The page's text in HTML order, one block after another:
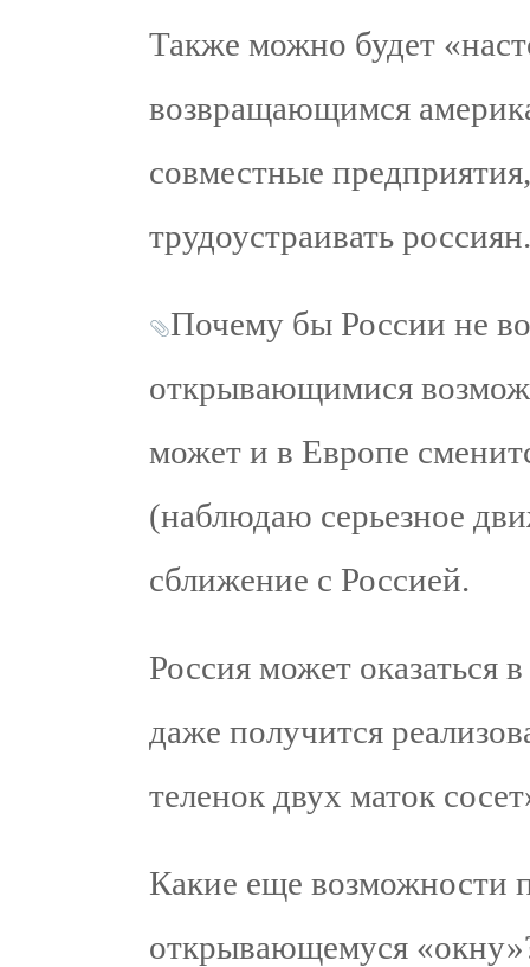
Также можно будет
возвращающимся
совместные
трудоустраивать россиян.
Почему бы России не
открывающимися
может и в Европе
(наблюдаю серьезное
сближение с Россией.
Россия может
даже получится
теленок двух маток
Какие еще возможности
открывающемуся